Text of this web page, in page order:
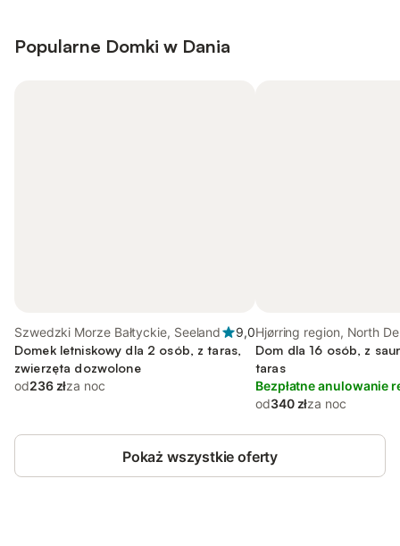
Popularne Domki w Dania
Szwedzki Morze Bałtyckie, Seeland
9,0
Domek letniskowy dla 2 osób, z taras,
zwierzęta dozwolone
od236 złza noc
Hjørring region, North
Dom dla 16 osób, z
taras
Bezpłatne anulowanie
od340 złza noc
Pokaż wszystkie oferty